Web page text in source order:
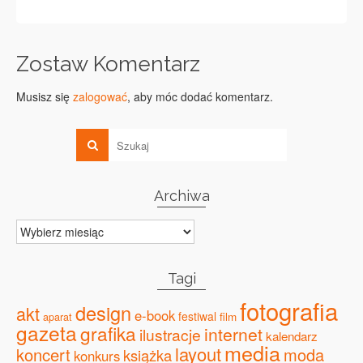
Zostaw Komentarz
Musisz się zalogować, aby móc dodać komentarz.
Archiwa
Archiwa
Tagi
akt aparat design e-book festiwal film fotografia
gazetagrafikailustracje internetkalendarz
koncert konkurs książkalayoutmediamoda